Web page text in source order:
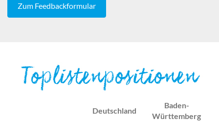
Zum Feedbackformular
Toplistenpositionen
Deutschland
Baden-
Württemberg